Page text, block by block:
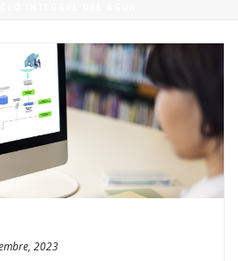
2023